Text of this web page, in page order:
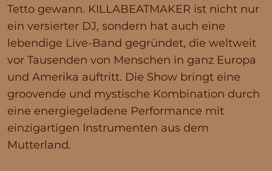
Tetto gewann. KILLABEATMAKER ist nicht nur
ein versierter DJ, sondern hat auch eine
lebendige Live-Band gegründet, die weltweit
vor Tausenden von Menschen in ganz Europa
und Amerika auftritt. Die Show bringt eine
groovende und mystische Kombination durch
eine energiegeladene Performance mit
einzigartigen Instrumenten aus dem
Mutterland.